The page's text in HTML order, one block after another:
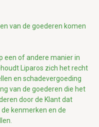
van de goederen komen
een of andere manier in
Liparos zich het recht
en schadevergoeding
van de goederen die het
door de Klant dat
kenmerken en de